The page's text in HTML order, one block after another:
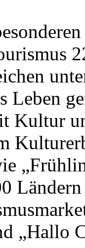
Leben
Kultur
„Hallo